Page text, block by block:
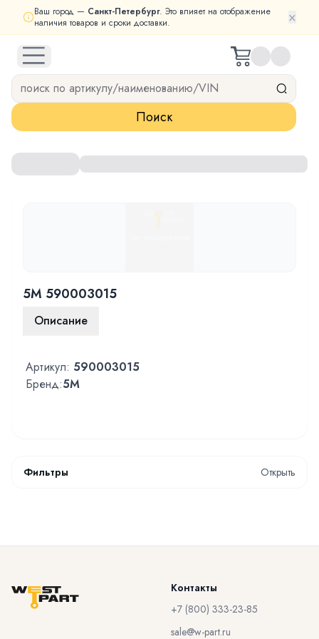
Ваш город — Санкт-Петербург. Это влияет на отображение
наличия товаров и сроки доставки.
×
open navigation menu
Поиск
5M 590003015
Описание
Артикул: 590003015
Бренд:5M
Фильтры Открыть
Контакты
+7 (800) 333-23-85
sale@w-part.ru